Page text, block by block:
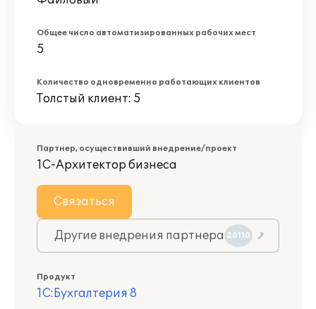
Общее число автоматизированных рабочих мест
5
Количество одновременно работающих клиентов
Толстый клиент: 5
Партнер, осуществивший внедрение/проект
1С-Архитектор бизнеса
Связаться
Другие внедрения партнера 20110
Продукт
1С:Бухгалтерия 8